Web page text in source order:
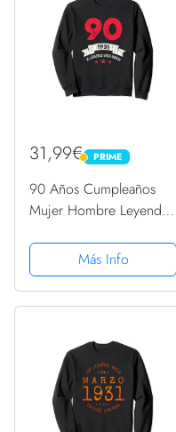
31,99€ PRIME
PRIME
90 Años Cumpleaños
Mujer Hombre Leyenda
Más Info